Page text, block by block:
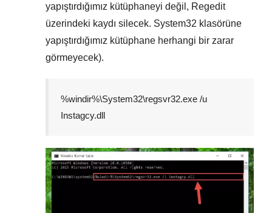
yapıştırdığımız kütüphaneyi değil, Regedit
üzerindeki kaydı silecek. System32 klasörüne
yapıştırdığımız kütüphane herhangi bir zarar
görmeyecek).
%windir%\System32\regsvr32.exe /u
Instagcy.dll